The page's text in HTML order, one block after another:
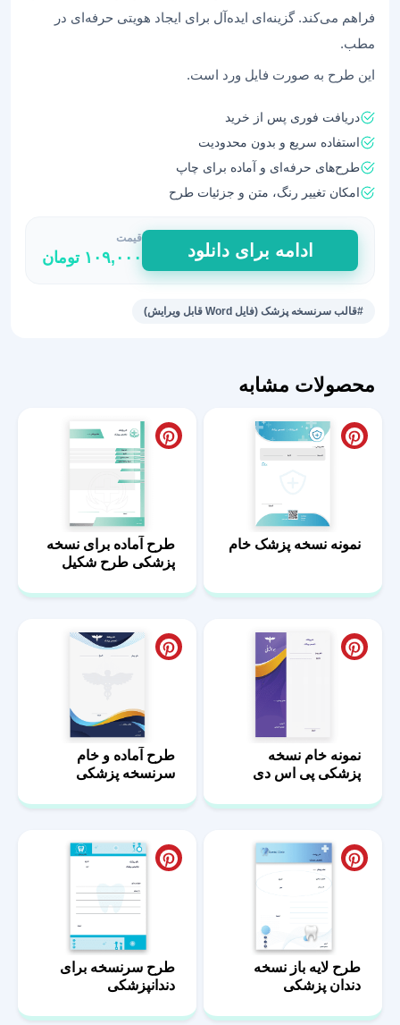
فراهم می‌کند. گزینه‌ای ایده‌آل برای ایجاد هویتی حرفه‌ای در
مطب.
این طرح به صورت فایل ورد است.
دریافت فوری پس از خرید
استفاده سریع و بدون محدودیت
طرح‌های حرفه‌ای و آماده برای چاپ
امکان تغییر رنگ، متن و جزئیات طرح
طرح
نسخه
متخصص
تشخیص
3
ادامه برای دانلود
قیمت
۱۰۹,۰۰۰ تومان
#قالب سرنسخه پزشک (فایل Word قابل ویرایش)
محصولات مشابه
نمونه نسخه پزشک خام
طرح آماده برای نسخه
پزشکی طرح شکیل
نمونه خام نسخه
پزشکی پی اس دی
طرح آماده و خام
سرنسخه پزشکی
طرح لایه باز نسخه
دندان پزشکی
طرح سرنسخه برای
دندانپزشکی